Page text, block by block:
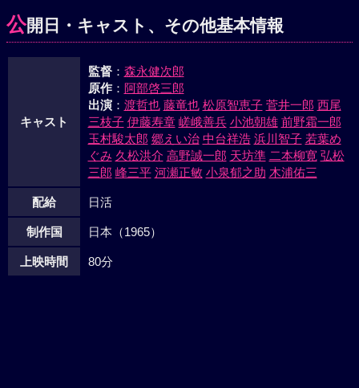
って剛を迎えうった。剛の危機を知った達次も、今やこれま
でと敵の拳銃を奪い、得意の早射ちで、武原のやとった用心
した。今や再び拳銃を手にしなければならなくなった達次
は、彼を慕って追いすがる由美子をふりきり、あてのない一
人旅にでていくのだった。
公開日・キャスト、その他基本情報
キャスト
監督： 森永健次郎
原作： 阿部啓三郎
出演： 渡哲也 藤竜也 松原智恵子 菅井一郎 西尾
三枝子 伊藤寿章 嵯峨善兵 小池朝雄 前野霜一郎
玉村駿太郎 郷えい治 中台祥浩 浜川智子 若葉め
ぐみ 久松洪介 高野誠一郎 天坊準 二本柳寛 弘松
三郎 峰三平 河瀬正敏 小泉郁之助 木浦佑三
配給 日活
制作国 日本（1965）
上映時間 80分